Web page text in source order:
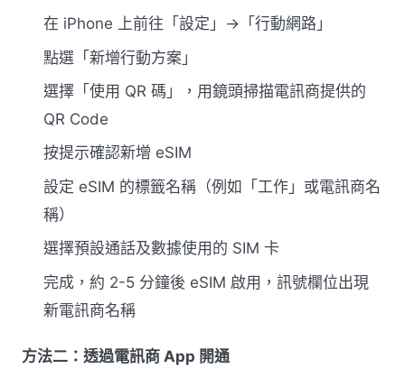
在 iPhone 上前往「設定」→「行動網路」
點選「新增行動方案」
選擇「使用 QR 碼」，用鏡頭掃描電訊商提供的
QR Code
按提示確認新增 eSIM
設定 eSIM 的標籤名稱（例如「工作」或電訊商名
稱）
選擇預設通話及數據使用的 SIM 卡
完成，約 2-5 分鐘後 eSIM 啟用，訊號欄位出現
新電訊商名稱
方法二：透過電訊商 App 開通